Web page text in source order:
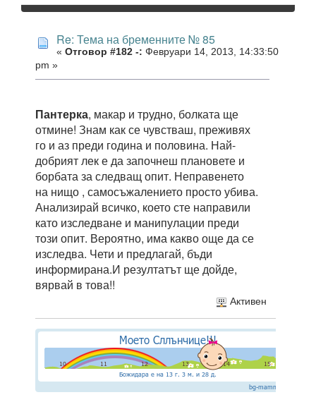
Re: Тема на бременните № 85
« Отговор #182 -: Февруари 14, 2013, 14:33:50
pm »
Пантерка, макар и трудно, болката ще
отмине! Знам как се чувстваш, преживях
го и аз преди година и половина. Най-
добрият лек е да започнеш плановете и
борбата за следващ опит. Неправенето
на нищо , самосъжалението просто убива.
Анализирай всичко, което сте направили
като изследване и манипулации преди
този опит. Вероятно, има какво още да се
изследва. Чети и предлагай, бъди
информирана.И резултатът ще дойде,
вярвай в това!!
Активен